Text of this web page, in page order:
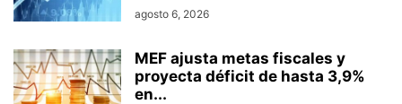
agosto 6, 2026
MEF ajusta metas fiscales y
proyecta déficit de hasta 3,9%
en...